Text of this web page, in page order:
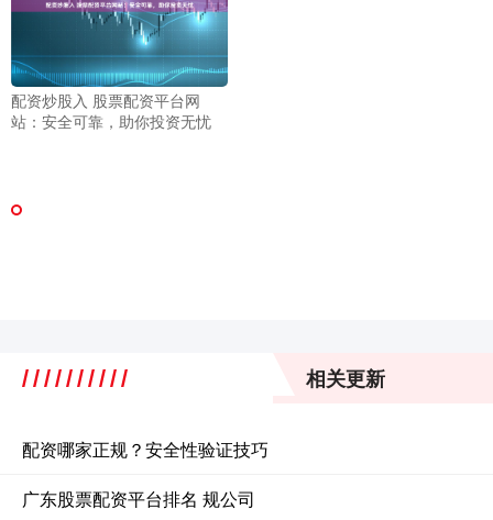
配资炒股入 股票配资平台网
站：安全可靠，助你投资无忧
相关更新
配资哪家正规？安全性验证技巧
广东股票配资平台排名 规公司